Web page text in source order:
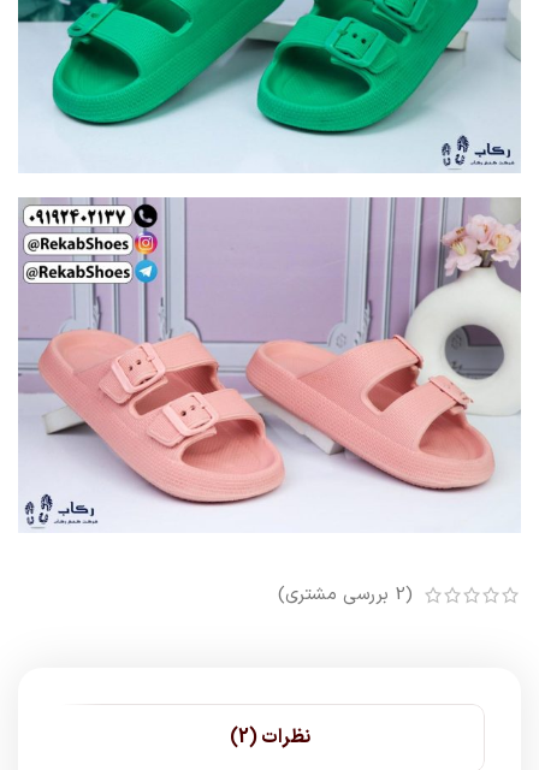
(
2 بررسی مشتری)
نظرات (2)